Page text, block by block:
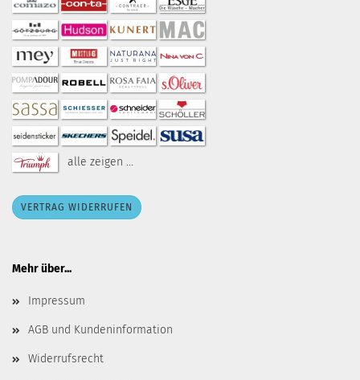
alle zeigen ...
VERTRAG WIDERRUFEN
Mehr über...
Impressum
AGB und Kundeninformation
Widerrufsrecht